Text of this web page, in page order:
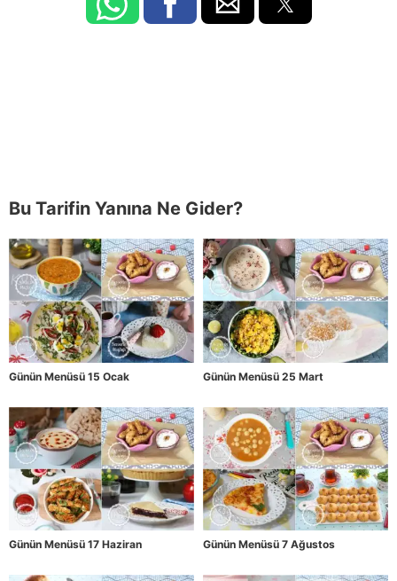
Bu Tarifin Yanına Ne Gider?
Günün Menüsü 15 Ocak Günün Menüsü 25 Mart
Günün Menüsü 17 Haziran Günün Menüsü 7 Ağustos